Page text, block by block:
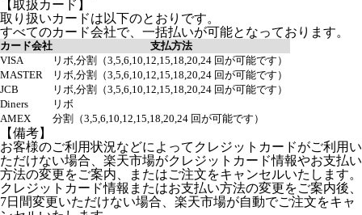
【取扱カード】
取り扱いカードは以下のとおりです。
すべてのカード会社で、一括払いが可能となっております。
カード会社
支払方法
VISA
リボ,分割（3,5,6,10,12,15,18,20,24 回が可能です）
MASTER
リボ,分割（3,5,6,10,12,15,18,20,24 回が可能です）
JCB
リボ,分割（3,5,6,10,12,15,18,20,24 回が可能です）
Diners
リボ
AMEX
分割（3,5,6,10,12,15,18,20,24 回が可能です）
【備考】
お客様のご利用状況などによってクレジットカードがご利用い
ただけない場合、楽天市場がクレジットカード情報やお支払い
方法の変更をご案内、またはご注文をキャンセルいたします。
クレジットカード情報またはお支払い方法の変更をご案内後、
7日間変更いただけない場合、楽天市場が自動でご注文をキャ